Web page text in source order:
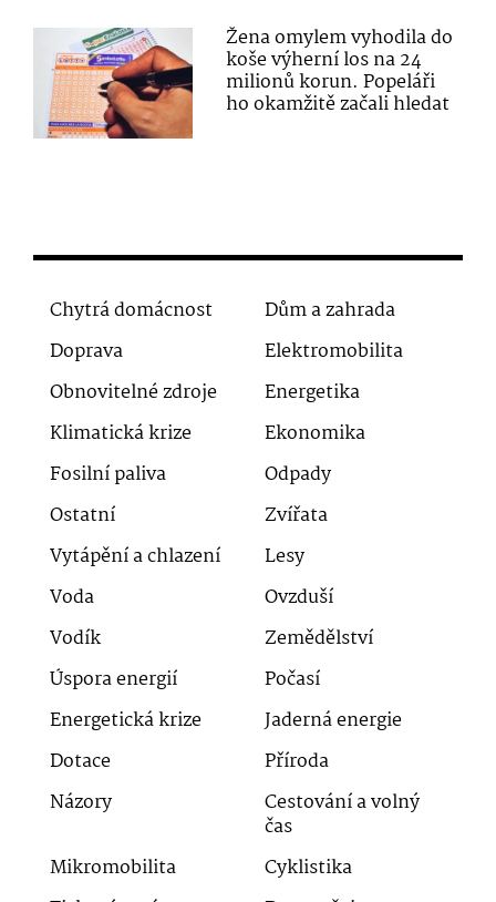
Žena omylem vyhodila do
koše výherní los na 24
milionů korun. Popeláři
ho okamžitě začali hledat
Chytrá domácnost
Dům a zahrada
Doprava
Elektromobilita
Obnovitelné zdroje
Energetika
Klimatická krize
Ekonomika
Fosilní paliva
Odpady
Ostatní
Zvířata
Vytápění a chlazení
Lesy
Voda
Ovzduší
Vodík
Zemědělství
Úspora energií
Počasí
Energetická krize
Jaderná energie
Dotace
Příroda
Názory
Cestování a volný
čas
Mikromobilita
Cyklistika